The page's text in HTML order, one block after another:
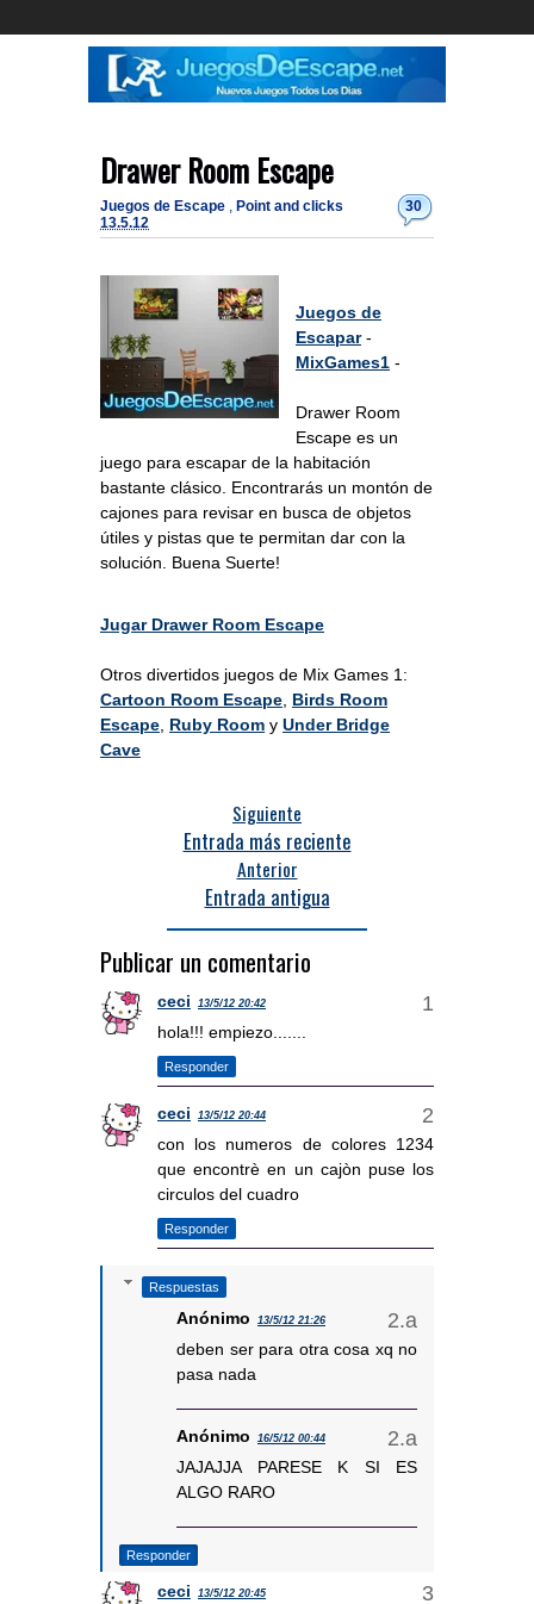
Drawer Room Escape
30
Juegos de Escape , Point and clicks
13.5.12
Juegos de
Escapar-
MixGames1 -
Drawer Room
Escape es un
juego para escapar de la habitación
bastante clásico. Encontrarás un montón de
cajones para revisar en busca de objetos
útiles y pistas que te permitan dar con la
solución. Buena Suerte!
Jugar Drawer Room Escape
Otros divertidos juegos de Mix Games 1:
Cartoon Room Escape, Birds Room
Escape, Ruby Room y Under Bridge
Cave
Siguiente
Entrada más reciente
Anterior
Entrada antigua
Publicar un comentario
ceci 13/5/12 20:42
hola!!! empiezo.......
Responder
ceci 13/5/12 20:44
con los numeros de colores 1234
que encontrè en un cajòn puse los
circulos del cuadro
Responder
Respuestas
Anónimo 13/5/12 21:26
deben ser para otra cosa xq no
pasa nada
Anónimo 16/5/12 00:44
JAJAJJA PARESE K SI ES
ALGO RARO
Responder
ceci 13/5/12 20:45